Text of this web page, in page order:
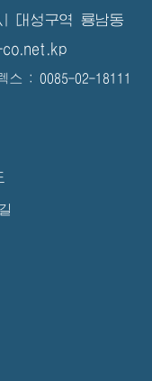
대성구역 룡남동
: 0085-02-18111